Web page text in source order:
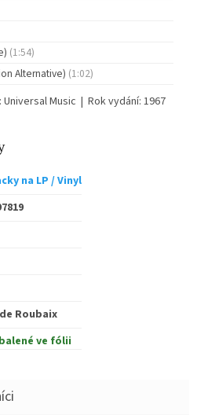
(1:54)
Alternative) (1:02)
Music | Rok vydání: 1967
na LP / Vinyl
Roubaix
ve fólii